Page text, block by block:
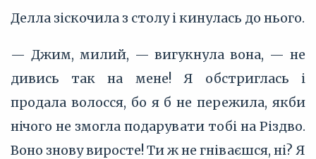
Делла зіскочила з столу і кинулась до нього.
— Джим, милий, — вигукнула вона, — не
дивись так на мене! Я обстриглась і
продала волосся, бо я б не пережила, якби
нічого не змогла подарувати тобі на Різдво.
Воно знову виросте! Ти ж не гніваєшся, ні? Я